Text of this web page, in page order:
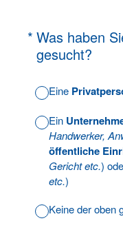
* Was haben
gesucht?
(Erforderlich.)
Eine
Ein
Handwerker,
öffentliche
Gericht etc.)
etc.)
Keine der oben